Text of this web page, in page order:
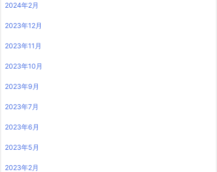
2024年2月
2023年12月
2023年11月
2023年10月
2023年9月
2023年7月
2023年6月
2023年5月
2023年2月